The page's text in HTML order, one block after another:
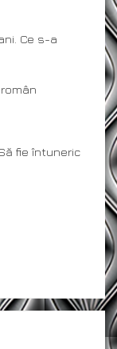
Ce s-a
fie întuneric